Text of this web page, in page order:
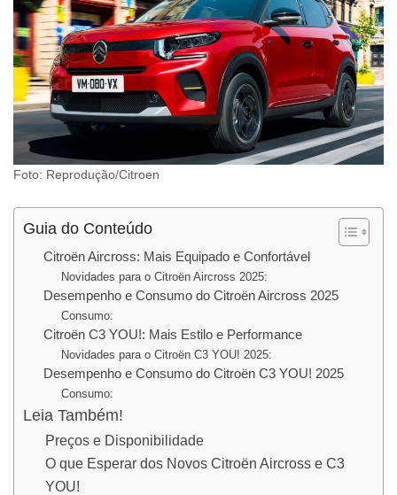
Foto: Reprodução/Citroen
Guia do Conteúdo
Citroën Aircross: Mais Equipado e Confortável
Novidades para o Citroën Aircross 2025:
Desempenho e Consumo do Citroën Aircross 2025
Consumo:
Citroën C3 YOU!: Mais Estilo e Performance
Novidades para o Citroën C3 YOU! 2025:
Desempenho e Consumo do Citroën C3 YOU! 2025
Consumo:
Leia Também!
Preços e Disponibilidade
O que Esperar dos Novos Citroën Aircross e C3
YOU!